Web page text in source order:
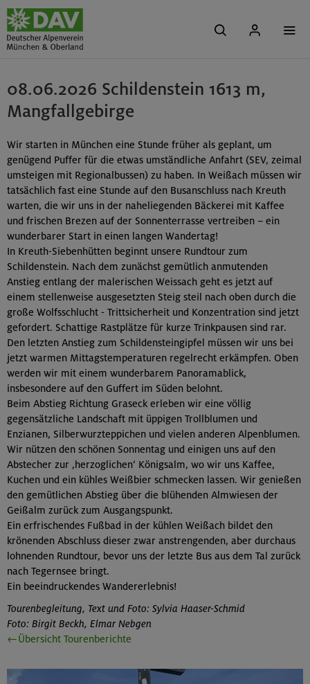
08.06.2026 Schildenstein 1613 m,
Mangfallgebirge
Wir starten in München eine Stunde früher als geplant, um
genügend Puffer für die etwas umständliche Anfahrt (SEV, zeimal
umsteigen mit Regionalbussen) zu haben. In Weißach müssen wir
tatsächlich fast eine Stunde auf den Busanschluss nach Kreuth
warten, die wir uns in der naheliegenden Bäckerei mit Kaffee
und frischen Brezen auf der Sonnenterrasse vertreiben – ein
wunderbarer Start in einen langen Wandertag!
In Kreuth-Siebenhütten beginnt unsere Rundtour zum
Schildenstein. Nach dem zunächst gemütlich anmutenden
Anstieg entlang der malerischen Weissach geht es jetzt auf
einem stellenweise ausgesetzten Steig steil nach oben durch die
große Wolfsschlucht - Trittsicherheit und Konzentration sind jetzt
gefordert. Schattige Rastplätze für kurze Trinkpausen sind rar.
Den letzten Anstieg zum Schildensteingipfel müssen wir uns bei
jetzt warmen Mittagstemperaturen regelrecht erkämpfen. Oben
werden wir mit einem wunderbarem Panoramablick,
insbesondere auf den Guffert im Süden belohnt.
Beim Abstieg Richtung Graseck erleben wir eine völlig
gegensätzliche Landschaft mit üppigen Trollblumen und
Enzianen, Silberwurzteppichen und vielen anderen Alpenblumen.
Wir nützen den schönen Sonnentag und einigen uns auf den
Abstecher zur ‚herzoglichen‘ Königsalm, wo wir uns Kaffee,
Kuchen und ein kühles Weißbier schmecken lassen. Wir genießen
den gemütlichen Abstieg über die blühenden Almwiesen der
Geißalm zurück zum Ausgangspunkt.
Ein erfrischendes Fußbad in der kühlen Weißach bildet den
krönenden Abschluss dieser zwar anstrengenden, aber durchaus
lohnenden Rundtour, bevor uns der letzte Bus aus dem Tal zurück
nach Tegernsee bringt.
Ein beeindruckendes Wandererlebnis!
Tourenbegleitung, Text und Foto: Sylvia Haaser-Schmid
Foto: Birgit Beckh, Elmar Nebgen
←Übersicht Tourenberichte